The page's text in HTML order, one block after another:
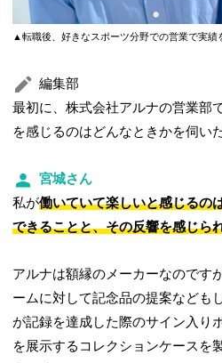
▲転職後、好きなスポーツ分野での営業で実績
編集部
最初に、株式会社アルナの営業部
を感じるのはどんなときかを伺い
宮城さん
私が働いていて楽しいと感じるの
できることと、その反響を感じら
アルナは額縁のメーカーなのです
ームに対して記念品の提案なども
が記録を達成した際のサイン入り
を展示するコレクションケースを